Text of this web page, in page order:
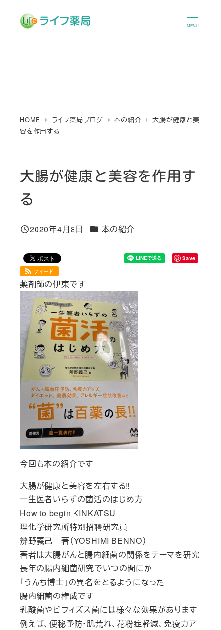
MENU
HOME ライフ薬局ブログ 本の紹介
大腸が健康と美
容を作用する
大腸が健康と美容を作用す
る
投稿日
2020年4月8日 カテゴリー
本の紹介
Save
フィード
薬剤師の伊東です
今回も本の紹介です
大腸が健康と美容を左右する‼
一生医者いらずの菌活のはじめ方
How to begin KINKATSU
理化学研究所特別招聘研究員
辨野義己 著（YOSHIMI BENNO）
著者は大腸がんと腸内細菌の関係をテーマを研究
長年の腸内細菌研究でいつの間にか
「うんち博士」の異名をとるようになった
腸内細菌の権威です
乳酸菌やビフィズス菌には様々な効果があります
例えば、便秘予防・肌荒れ、花粉症軽減、免疫力ア